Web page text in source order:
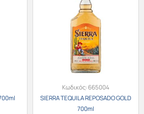
Κωδικός:665004
SIERRA TEQUILA REPOSADO GOLD
700ml